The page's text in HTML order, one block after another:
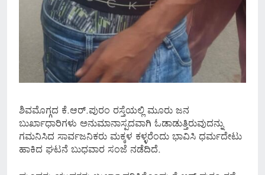
ಶಿವಮೊಗ್ಗದ ಕೆ.ಆರ್.ಪುರಂ ರಸ್ತೆಯಲ್ಲಿ ಮೂರು ಜನ
ಬುರ್ಖಾಧಾರಿಗಳು ಅನುಮಾನಾಸ್ಪದವಾಗಿ ಓಡಾಡುತ್ತಿರುವುದನ್ನು
ಗಮನಿಸಿದ ಸಾರ್ವಜನಿಕರು ಮಕ್ಕಳ ಕಳ್ಳರೆಂದು ಭಾವಿಸಿ ಧರ್ಮದೇಟು
ಹಾಕಿದ ಘಟನೆ ಬುಧವಾರ ಸಂಜೆ ನಡೆದಿದೆ.